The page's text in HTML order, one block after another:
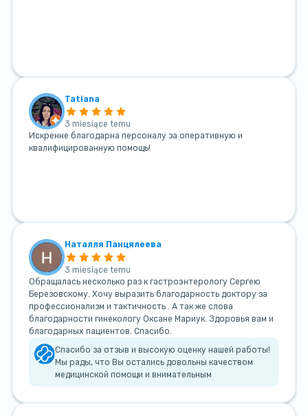
Tatiana
3 miesiące temu
Искренне благодарна персоналу за оперативную и
квалифицированную помощь!
Наталля Панцялеева
3 miesiące temu
Обращалась несколько раз к гастроэнтерологу Сергею
Березовскому. Хочу выразить благодарность доктору за
профессионализм и тактичность . А так же слова
благодарности гинекологу Оксане Мариук. Здоровья вам и
благодарных пациентов. Спасибо.
Спасибо за отзыв и высокую оценку нашей работы!
Мы рады, что Вы остались довольны качеством
медицинской помощи и внимательным